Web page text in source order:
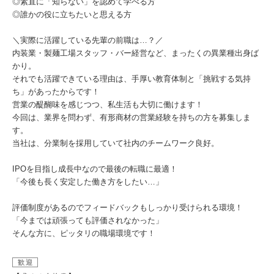
◎誰かの役に立ちたいと思える方
＼実際に活躍している先輩の前職は…？／
内装業・製麺工場スタッフ・バー経営など、まったくの異業種出身ば
かり。
それでも活躍できている理由は、手厚い教育体制と「挑戦する気持
ち」があったからです！
営業の醍醐味を感じつつ、私生活も大切に働けます！
今回は、業界を問わず、有形商材の営業経験を持ちの方を募集しま
す。
当社は、分業制を採用していて社内のチームワーク良好。
IPOを目指し成長中なので最後の転職に最適！
「今後も長く安定した働き方をしたい…」
評価制度があるのでフィードバックもしっかり受けられる環境！
「今までは頑張っても評価されなかった」
そんな方に、ピッタリの職場環境です！
歓迎